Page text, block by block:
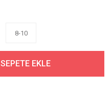
8-10
SEPETE EKLE